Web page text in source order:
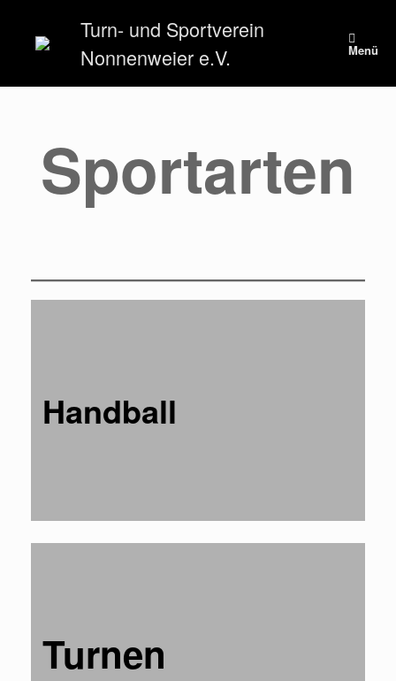
springen
Turn- und Sportverein
Nonnenweier e.V.
Menü
Sportarten
Handball
Turnen